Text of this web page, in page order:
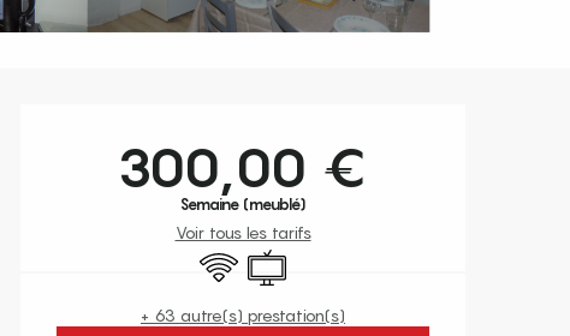
300,00 €
Semaine (meublé)
Voir tous les tarifs
WiFi Télévision
+ 63 autre(s) prestation(s)